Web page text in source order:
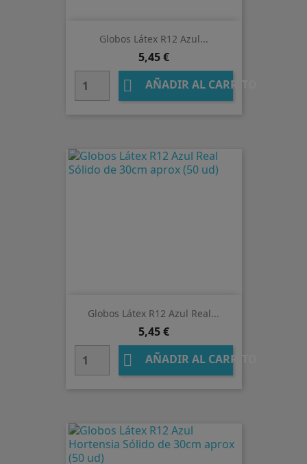
Globos Látex R12 Azul...
Precio
5,45 €
 AÑADIR AL CARRITO
Globos Látex R12 Azul Real...
Precio
5,45 €
 AÑADIR AL CARRITO